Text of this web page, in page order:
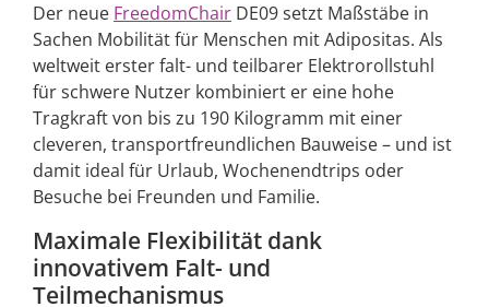
Der neue FreedomChair DE09 setzt Maßstäbe in
Sachen Mobilität für Menschen mit Adipositas. Als
weltweit erster falt- und teilbarer Elektrorollstuhl
für schwere Nutzer kombiniert er eine hohe
Tragkraft von bis zu 190 Kilogramm mit einer
cleveren, transportfreundlichen Bauweise – und ist
damit ideal für Urlaub, Wochenendtrips oder
Besuche bei Freunden und Familie.
Maximale Flexibilität dank
innovativem Falt- und
Teilmechanismus